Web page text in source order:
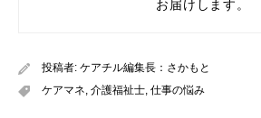
お届けします。
投稿者: ケアチル編集長：さかもと
ケアマネ 介護福祉士 仕事の悩み